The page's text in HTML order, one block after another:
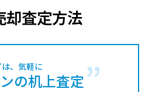
却査定方法
は、気軽に
の机上査定